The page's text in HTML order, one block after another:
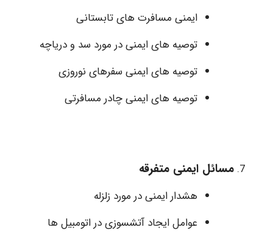
ایمنی مسافرت های تابستانی
توصیه های ایمنی در مورد سد و دریاچه
توصیه های ایمنی سفرهای نوروزی
توصیه های ایمنی چادر مسافرتی
مسائل ایمنی متفرقه
هشدار ایمنی در مورد زلزله
عوامل ایجاد آتشسوزی در اتومبیل ها